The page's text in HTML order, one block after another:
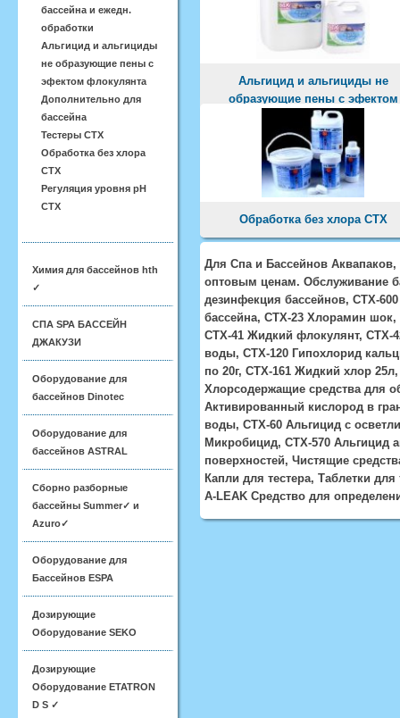
бассейна и ежедн.
обработки
Альгицид и альгициды
не образующие пены с
эфектом флокулянта
Дополнительно для
бассейна
Тестеры CTX
Обработка без хлора
CTX
Регуляция уровня pH
CTX
Химия для бассейнов hth
✓
СПА SPA БАССЕЙН
ДЖАКУЗИ
Оборудование для
бассейнов Dinotec
Оборудование для
бассейнов ASTRAL
Сборно разборные
бассейны Summer✓ и
Azuro✓
Оборудование для
Бассейнов ESPA
Дозирующие
Оборудование SEKO
Дозирующие
Оборудование ETATRON
D S ✓
Альгицид и альгициды не
образующие пены с эфектом
флокулянта
Обработка без хлора CTX
Для Спа и Бассейнов
оптовым ценам. Обслуживание
дезинфекция бассейнов, СТХ-
бассейна, СТХ-23 Хлорамин
СТХ-41 Жидкий флокулянт, СТХ-
воды, СТХ-120 Гипохлорид
по 20г, СТХ-161 Жидкий хлор
Хлорсодержащие средства для
Активированный кислород в
воды, СТХ-60 Альгицид с
Микробицид, СТХ-570 Альгицид
поверхностей, Чистящие
Капли для тестера, Таблетки
A-LEAK Средство для